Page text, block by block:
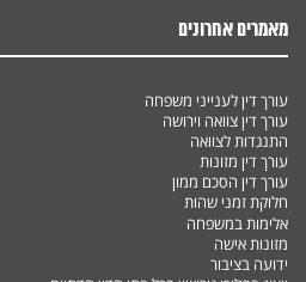
מאמרים אחרונים
עורך דין לענייני משפחה
עורך דין צוואה וירושה
התנגדות לצוואה
עורך דין מזונות
עורך דין הסכם ממון
חלוקת זמני שהות
אלימות במשפחה
מזונות אישה
ידועה בציבור